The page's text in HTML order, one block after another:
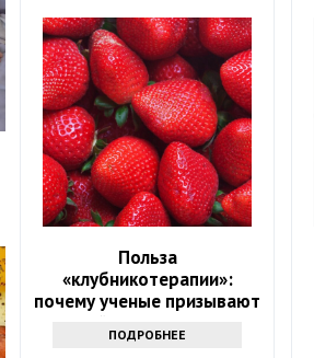
Польза
«клубникотерапии»:
почему ученые призывают
людей в возрасте 50+
налегать на эту ягоду
ПОДРОБНЕЕ